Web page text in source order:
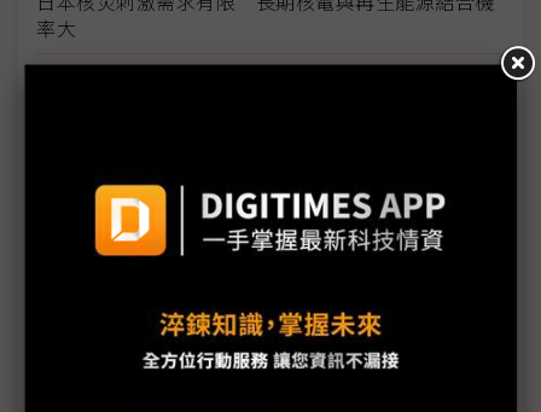
率大
福島第1核電廠附近海水輻射物質嚴重超標
福島核電廠危機對世界的啟示
日本核災變未來影響難估 對全球經濟前景不宜太過